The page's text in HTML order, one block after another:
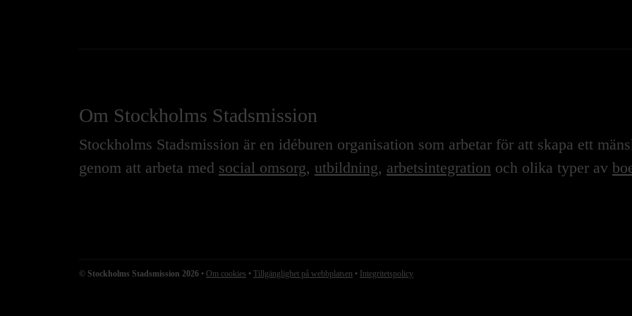
Om Stockholms Stadsmission
Stockholms Stadsmission är en idéburen organisation som arbetar för att skapa ett
genom att arbeta med social omsorg, utbildning, arbetsintegration och olika typer av
© Stockholms Stadsmission 2026 • Om cookies • Tillgänglighet på webbplatsen • Integritetspolicy